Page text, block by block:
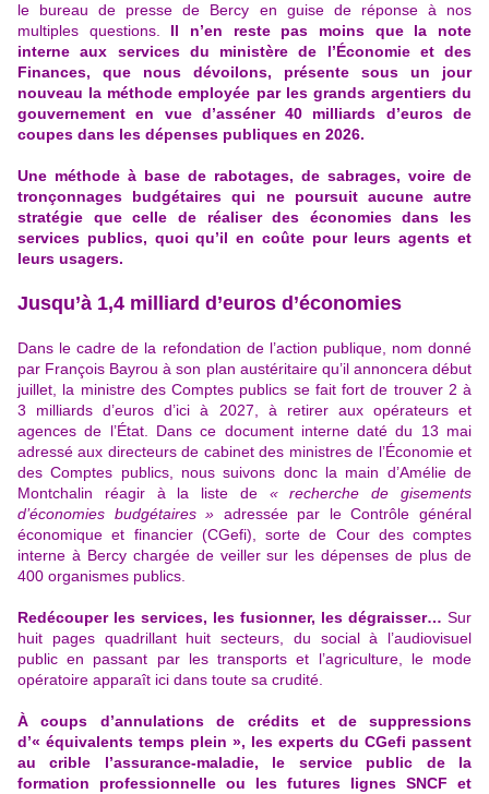
le bureau de presse de Bercy en guise de réponse à nos
multiples questions.
Il n’en reste pas moins que la note
interne aux services du ministère de l’Économie et des
Finances, que nous dévoilons, présente sous un jour
nouveau la méthode employée par les grands argentiers du
gouvernement en vue d’asséner 40 milliards d’euros de
coupes dans les dépenses publiques en 2026.
Une méthode à base de rabotages, de sabrages, voire de
tronçonnages budgétaires qui ne poursuit aucune autre
stratégie que celle de réaliser des économies dans les
services publics, quoi qu’il en coûte pour leurs agents et
leurs usagers.
Jusqu’à 1,4 milliard d’euros d’économies
Dans le cadre de la refondation de l’action publique, nom donné
par François Bayrou à son plan austéritaire qu’il annoncera début
juillet, la ministre des Comptes publics se fait fort de trouver 2 à
3 milliards d’euros d’ici à 2027, à retirer aux opérateurs et
agences de l’État. Dans ce document interne daté du 13 mai
adressé aux directeurs de cabinet des ministres de l’Économie et
des Comptes publics, nous suivons donc la main d’Amélie de
Montchalin réagir à la liste de « recherche de gisements
d’économies budgétaires » adressée par le Contrôle général
économique et financier (CGefi), sorte de Cour des comptes
interne à Bercy chargée de veiller sur les dépenses de plus de
400 organismes publics.
Redécouper les services, les fusionner, les dégraisser… Sur
huit pages quadrillant huit secteurs, du social à l’audiovisuel
public en passant par les transports et l’agriculture, le mode
opératoire apparaît ici dans toute sa crudité.
À coups d’annulations de crédits et de suppressions
d’« équivalents temps plein », les experts du CGefi passent
au crible l’assurance-maladie, le service public de la
formation professionnelle ou les futures lignes SNCF et